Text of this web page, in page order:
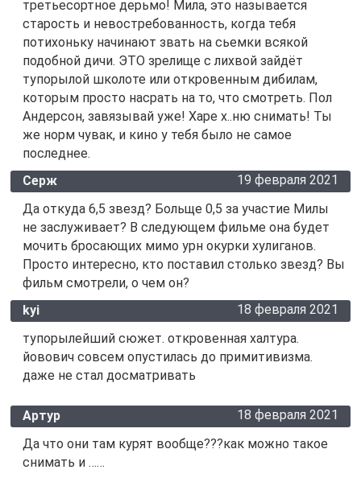
третьесортное дерьмо! Мила, это называется
старость и невостребованность, когда тебя
потихоньку начинают звать на сьемки всякой
подобной дичи. ЭТО зрелище с лихвой зайдёт
тупорылой школоте или откровенным дибилам,
которым просто насрать на то, что смотреть. Пол
Андерсон, завязывай уже! Харе х..ню снимать! Ты
же норм чувак, и кино у тебя было не самое
последнее.
Серж
19 февраля 2021
Да откуда 6,5 звезд? Больще 0,5 за участие Милы
не заслуживает? В следующем фильме она будет
мочить бросающих мимо урн окурки хулиганов.
Просто интересно, кто поставил столько звезд? Вы
фильм смотрели, о чем он?
kyi
18 февраля 2021
тупорылейший сюжет. откровенная халтура.
йовович совсем опустилась до примитивизма.
даже не стал досматривать
Артур
18 февраля 2021
Да что они там курят вообще???как можно такое
снимать и ……